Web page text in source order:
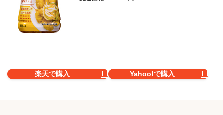
楽天で購入 Yahoo!で購入